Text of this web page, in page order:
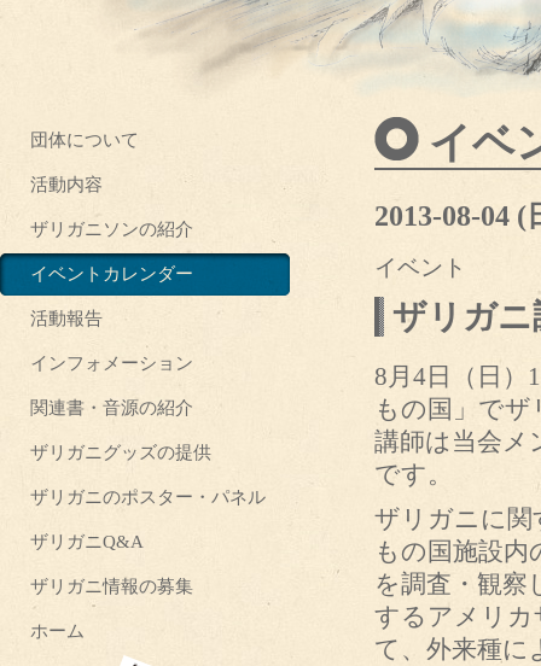
イベ
2013-08-04 (
イベント
ザリガニ
8月4日（日）
もの国」で
講師は当会メ
です。
ザリガニに関
もの国施設
を調査・観察
するアメリカ
て、外来種に
団体について
活動内容
ザリガニソンの紹介
イベントカレンダー
活動報告
インフォメーション
関連書・音源の紹介
ザリガニグッズの提供
ザリガニのポスター・パネル
ザリガニQ&A
ザリガニ情報の募集
ホーム